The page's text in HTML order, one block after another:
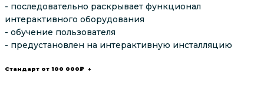
- последовательно раскрывает функционал
интерактивного оборудования
- обучение пользователя
- предустановлен на интерактивную инсталляцию
Стандарт от 100 000₽ ↓